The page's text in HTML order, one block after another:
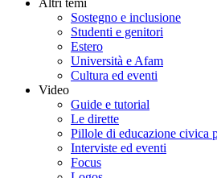
Altri temi
Sostegno e inclusione
Studenti e genitori
Estero
Università e Afam
Cultura ed eventi
Video
Guide e tutorial
Le dirette
Pillole di educazione civica
Interviste ed eventi
Focus